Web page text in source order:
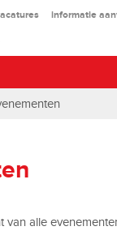
informatie
van alle